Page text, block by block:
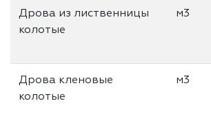
Дрова из лиственницы
колотые
м3
Дрова кленовые
колотые
м3